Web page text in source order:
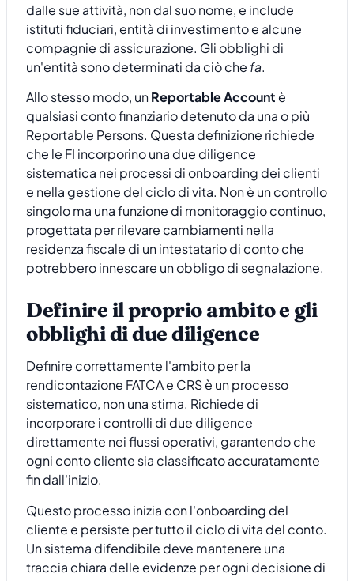
dalle sue attività, non dal suo nome, e include
istituti fiduciari, entità di investimento e alcune
compagnie di assicurazione. Gli obblighi di
un'entità sono determinati da ciò che fa.
Allo stesso modo, unReportable Account è
qualsiasi conto finanziario detenuto da una o più
Reportable Persons. Questa definizione richiede
che le FI incorporino una due diligence
sistematica nei processi di onboarding dei clienti
e nella gestione del ciclo di vita. Non è un controllo
singolo ma una funzione di monitoraggio continuo,
progettata per rilevare cambiamenti nella
residenza fiscale di un intestatario di conto che
potrebbero innescare un obbligo di segnalazione.
Definire il proprio ambito e gli
obblighi di due diligence
Definire correttamente l'ambito per la
rendicontazione FATCA e CRS è un processo
sistematico, non una stima. Richiede di
incorporare i controlli di due diligence
direttamente nei flussi operativi, garantendo che
ogni conto cliente sia classificato accuratamente
fin dall'inizio.
Questo processo inizia con l'onboarding del
cliente e persiste per tutto il ciclo di vita del conto.
Un sistema difendibile deve mantenere una
traccia chiara delle evidenze per ogni decisione di